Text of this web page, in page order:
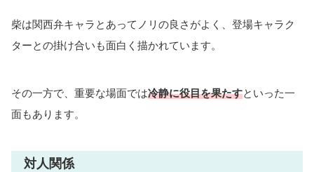
柴は関西弁キャラとあってノリの良さがよく、登場キャラク
ターとの掛け合いも面白く描かれています。
その一方で、重要な場面では冷静に役目を果たすといった一
面もあります。
対人関係